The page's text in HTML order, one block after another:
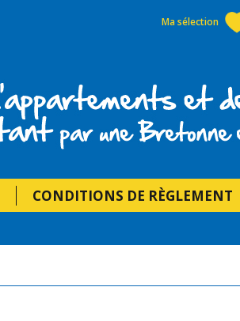
Ma sélection
CONDITIONS DE RÈGLEMENT